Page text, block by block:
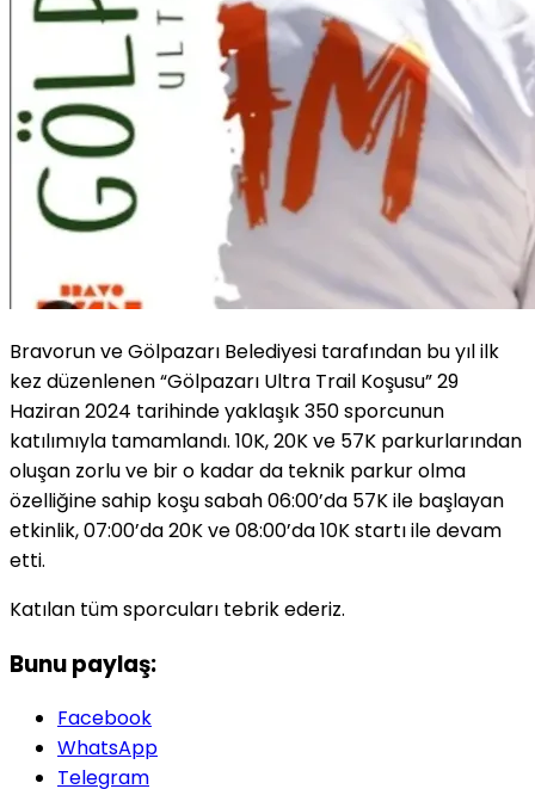
Bravorun ve Gölpazarı Belediyesi tarafından bu yıl ilk
kez düzenlenen “Gölpazarı Ultra Trail Koşusu” 29
Haziran 2024 tarihinde yaklaşık 350 sporcunun
katılımıyla tamamlandı. 10K, 20K ve 57K parkurlarından
oluşan zorlu ve bir o kadar da teknik parkur olma
özelliğine sahip koşu sabah 06:00’da 57K ile başlayan
etkinlik, 07:00’da 20K ve 08:00’da 10K startı ile devam
etti.
Katılan tüm sporcuları tebrik ederiz.
Bunu paylaş:
Facebook
WhatsApp
Telegram